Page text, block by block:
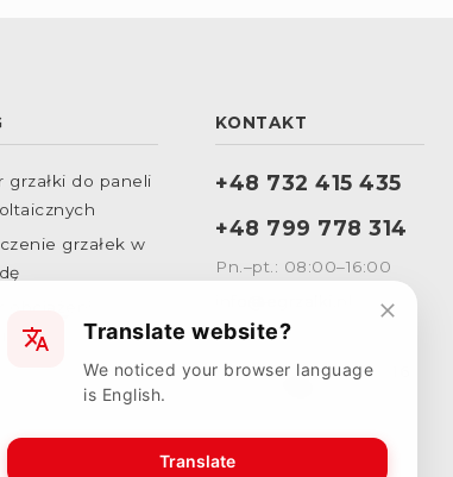
grzałki do paneli
grzałek w
obciążenia
KONTAKT
+48 732 415 435
+48 799 778 314
Pn.–pt.: 08:00–16:00
Sklep stacjonarny:
Wincentego Witosa 16
Translate website?
We noticed your browser language
is English.
Translate